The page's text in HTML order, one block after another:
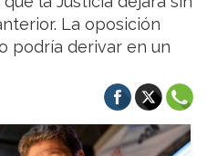
La oposición
podría derivar en un